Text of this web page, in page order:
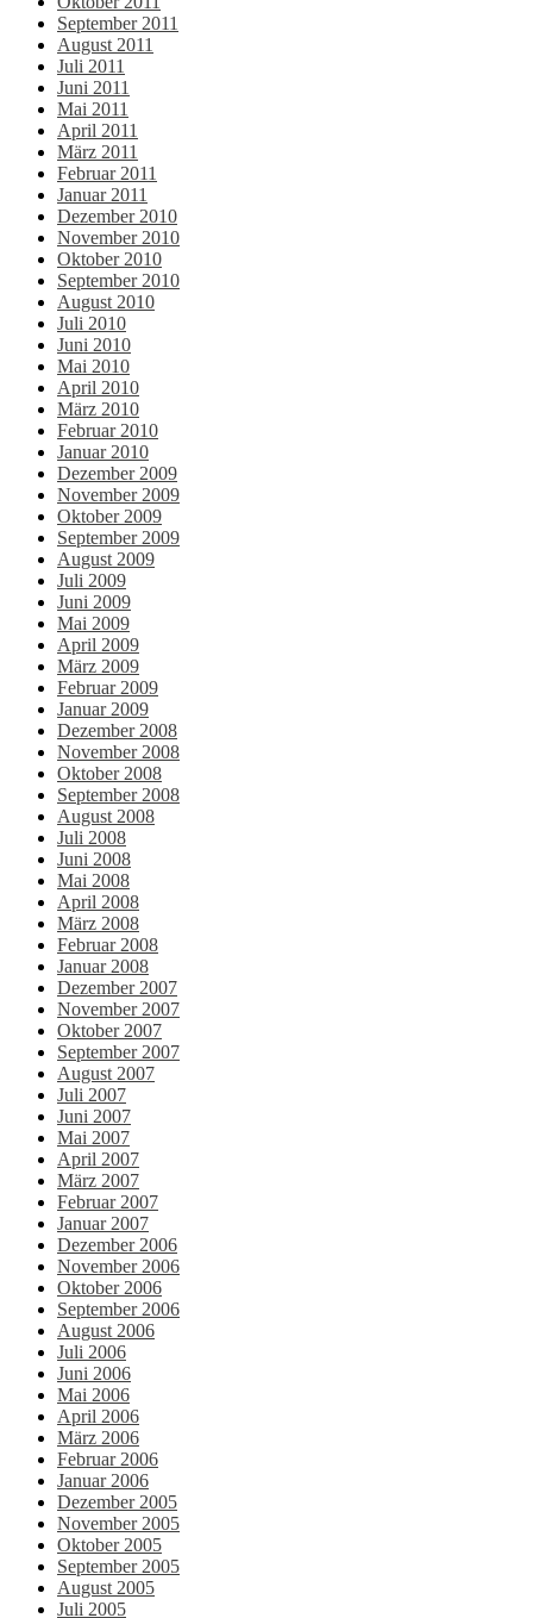
September 2011
August 2011
Juli 2011
Juni 2011
Mai 2011
April 2011
März 2011
Februar 2011
Januar 2011
Dezember 2010
November 2010
Oktober 2010
September 2010
August 2010
Juli 2010
Juni 2010
Mai 2010
April 2010
März 2010
Februar 2010
Januar 2010
Dezember 2009
November 2009
Oktober 2009
September 2009
August 2009
Juli 2009
Juni 2009
Mai 2009
April 2009
März 2009
Februar 2009
Januar 2009
Dezember 2008
November 2008
Oktober 2008
September 2008
August 2008
Juli 2008
Juni 2008
Mai 2008
April 2008
März 2008
Februar 2008
Januar 2008
Dezember 2007
November 2007
Oktober 2007
September 2007
August 2007
Juli 2007
Juni 2007
Mai 2007
April 2007
März 2007
Februar 2007
Januar 2007
Dezember 2006
November 2006
Oktober 2006
September 2006
August 2006
Juli 2006
Juni 2006
Mai 2006
April 2006
März 2006
Februar 2006
Januar 2006
Dezember 2005
November 2005
Oktober 2005
September 2005
August 2005
Juli 2005